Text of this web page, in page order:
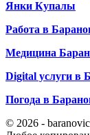
Янки Купалы
Работа в
Медицина
Digital услуги в
Погода в
© 2026 -